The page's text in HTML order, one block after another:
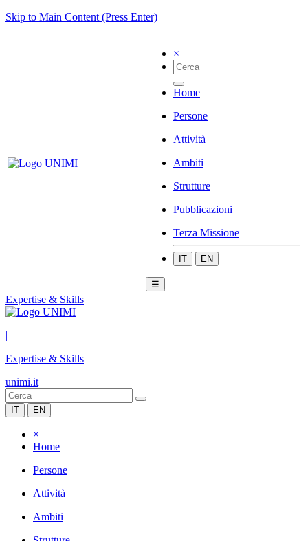
Skip to Main Content (Press Enter)
×
Home
Persone
Attività
Ambiti
Strutture
Pubblicazioni
Terza Missione
IT EN
☰
Expertise & Skills
|
Expertise & Skills
unimi.it
IT EN
×
Home
Persone
Attività
Ambiti